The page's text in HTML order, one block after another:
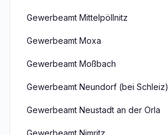
Gewerbeamt Mittelpöllnitz
Gewerbeamt Moxa
Gewerbeamt Moßbach
Gewerbeamt Neundorf (bei Schleiz)
Gewerbeamt Neustadt an der Orla
Gewerbeamt Nimritz